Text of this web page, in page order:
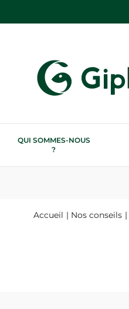
QUI SOMMES-NOUS
?
Accueil Nos conseils